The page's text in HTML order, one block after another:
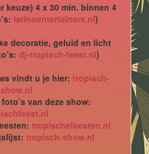
keuze) 4 x 30 min. binnen 4
latinoentertainers.nl)
decoratie, geluid en licht
dj-tropisch-feest.nl)
vindt u je hier: tropisch-
show.nl
van deze show:
tropischefeesten.nl
tropisch-show.nl